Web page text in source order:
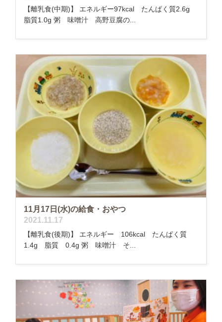
【離乳食(中期)】 エネルギー97kcal たんぱく質2.6g
脂質1.0g 粥 味噌汁 高野豆腐の...
11月17日(水)の給食・おやつ
2021.11.17
【離乳食(後期)】 エネルギー 106kcal たんぱく質
1.4g 脂質 0.4g 粥 味噌汁 そ...